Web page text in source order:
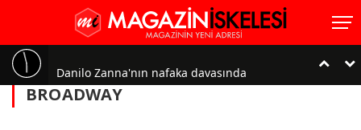
Danilo Zanna'nın nafaka davasında
karar çıktı!..
BROADWAY